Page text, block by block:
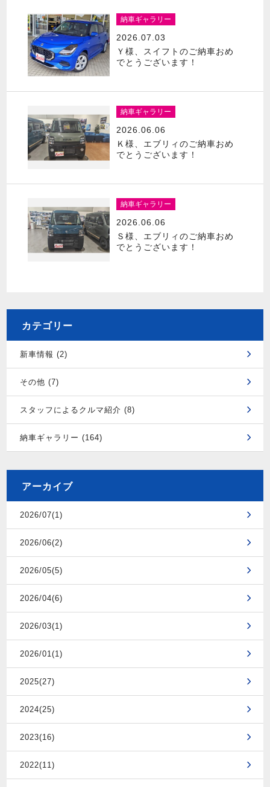
納車ギャラリー
2026.07.03
Ｙ様、スイフトのご納車おめ
でとうございます！
納車ギャラリー
2026.06.06
Ｋ様、エブリィのご納車おめ
でとうございます！
納車ギャラリー
2026.06.06
Ｓ様、エブリィのご納車おめ
でとうございます！
カテゴリー
新車情報 (2)
その他 (7)
スタッフによるクルマ紹介 (8)
納車ギャラリー (164)
アーカイブ
2026/07(1)
2026/06(2)
2026/05(5)
2026/04(6)
2026/03(1)
2026/01(1)
2025(27)
2024(25)
2023(16)
2022(11)